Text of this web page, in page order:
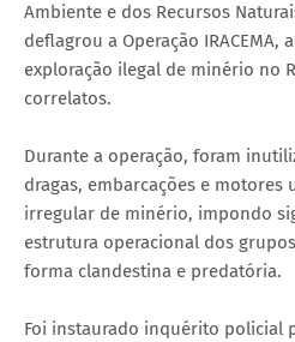
Ambiente e dos Recursos
deflagrou a Operação IRACEMA,
exploração ilegal de minério no
correlatos.
Durante a operação, foram
dragas, embarcações e motores
irregular de minério, impondo
estrutura operacional dos
forma clandestina e predatória.
Foi instaurado inquérito policial